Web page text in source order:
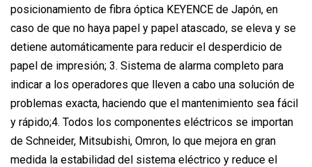
posicionamiento de fibra óptica KEYENCE de Japón, en
caso de que no haya papel y papel atascado, se eleva y se
detiene automáticamente para reducir el desperdicio de
papel de impresión; 3. Sistema de alarma completo para
indicar a los operadores que lleven a cabo una solución de
problemas exacta, haciendo que el mantenimiento sea fácil
y rápido;4. Todos los componentes eléctricos se importan
de Schneider, Mitsubishi, Omron, lo que mejora en gran
medida la estabilidad del sistema eléctrico y reduce el